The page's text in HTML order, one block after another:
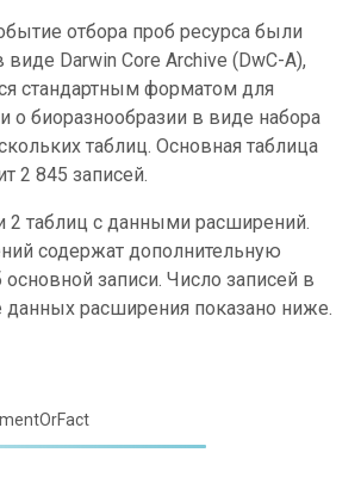
отбора проб ресурса были
Darwin Core Archive (DwC-A),
стандартным форматом для
о биоразнообразии в виде набора
таблиц. Основная таблица
2 845 записей.
2 таблиц с данными расширений.
содержат дополнительную
записи. Число записей в
данных расширения показано ниже.